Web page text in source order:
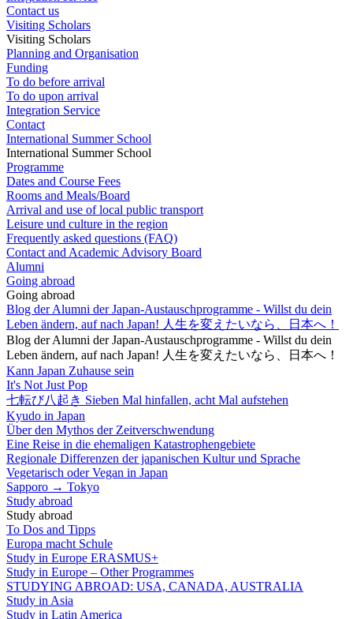
Contact us
Visiting Scholars
Visiting Scholars
Planning and Organisation
Funding
To do before arrival
To do upon arrival
Integration Service
Contact
International Summer School
International Summer School
Programme
Dates and Course Fees
Rooms and Meals/Board
Arrival and use of local public transport
Leisure und culture in the region
Frequently asked questions (FAQ)
Contact and Academic Advisory Board
Alumni
Going abroad
Going abroad
Blog der Alumni der Japan-Austauschprogramme - Willst du dein
Leben ändern, auf nach Japan! 人生を変えたいなら、日本へ！
Blog der Alumni der Japan-Austauschprogramme - Willst du dein
Leben ändern, auf nach Japan! 人生を変えたいなら、日本へ！
Kann Japan Zuhause sein
It's Not Just Pop
七転び八起き Sieben Mal hinfallen, acht Mal aufstehen
Kyudo in Japan
Über den Mythos der Zeitverschwendung
Eine Reise in die ehemaligen Katastrophengebiete
Regionale Differenzen der japanischen Kultur und Sprache
Vegetarisch oder Vegan in Japan
Sapporo → Tokyo
Study abroad
Study abroad
To Dos and Tipps
Europa macht Schule
Study in Europe ERASMUS+
Study in Europe – Other Programmes
STUDYING ABROAD: USA, CANADA, AUSTRALIA
Study in Asia
Study in Latin America